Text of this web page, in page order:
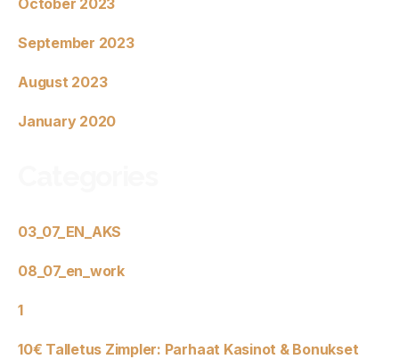
September 2023
August 2023
January 2020
03_07_EN_AKS
08_07_en_work
1
10€ Talletus Zimpler: Parhaat Kasinot & Bonukset